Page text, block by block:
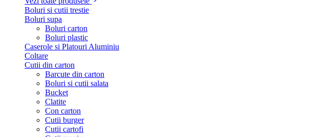
Boluri si cutii trestie
Boluri supa
Boluri carton
Boluri plastic
Caserole si Platouri Aluminiu
Coltare
Cutii din carton
Barcute din carton
Boluri si cutii salata
Bucket
Clatite
Con carton
Cutii burger
Cutii cartofi